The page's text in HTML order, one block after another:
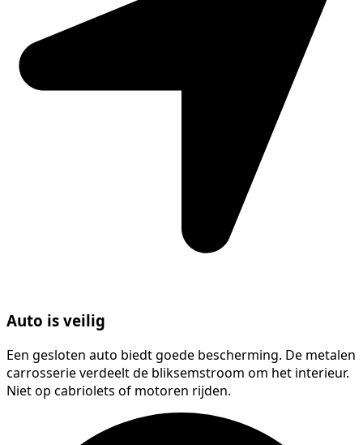
Auto is veilig
Een gesloten auto biedt goede bescherming. De metalen
carrosserie verdeelt de bliksemstroom om het interieur.
Niet op cabriolets of motoren rijden.